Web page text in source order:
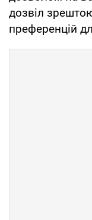
дозвіл
преференцій